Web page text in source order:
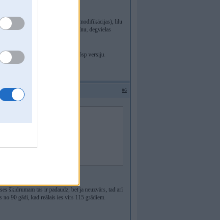
ap 0,9-1 bārs, atkarībā no modifikācijas), lilu
neverot vaļā uzmet lielu turbīnu, degvielas
ja neskaita eksotisko Z4 B58 6sp versiju.
#6
tas jau ir nedaudz pa daudz?
škidrumam tas ir padaudz, bet ja neuzvārs, tad arī
no 90 gādi, kad reālais ies virs 115 grādiem.